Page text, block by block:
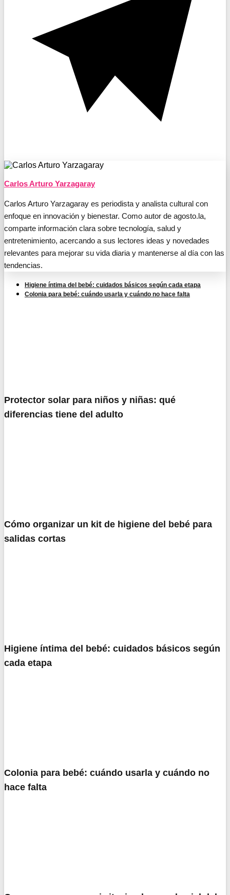
Carlos Arturo Yarzagaray
Carlos Arturo Yarzagaray es periodista y analista cultural con
enfoque en innovación y bienestar. Como autor de agosto.la,
comparte información clara sobre tecnología, salud y
entretenimiento, acercando a sus lectores ideas y novedades
relevantes para mejorar su vida diaria y mantenerse al día con las
tendencias.
Higiene íntima del bebé: cuidados básicos según cada etapa
Colonia para bebé: cuándo usarla y cuándo no hace falta
Protector solar para niños y niñas: qué
diferencias tiene del adulto
Cómo organizar un kit de higiene del bebé para
salidas cortas
Higiene íntima del bebé: cuidados básicos según
cada etapa
Colonia para bebé: cuándo usarla y cuándo no
hace falta